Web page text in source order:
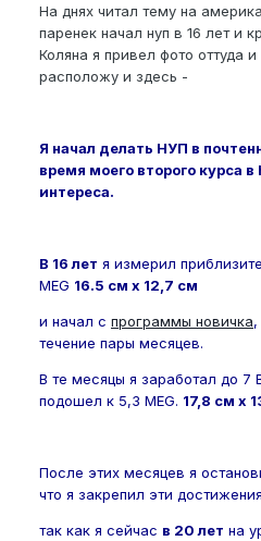
На днях читал тему на
паренек начал нуп в 16 лет и
Коляна я привел фото оттуда
расположу и здесь -
Я начал делать НУП в
время моего второго курса
интереса.
В 16 лет я измерил
MEG 16.5 см х 12,7 см
и начал с программы новичка
течение пары месяцев.
В те месяцы я заработал до 7
подошел к 5,3 MEG. 17,8 см х
После этих месяцев я
что я закрепил эти
так как я сейчас в 20 лет на